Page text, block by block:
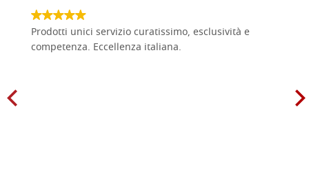
Prodotti unici servizio curatissimo, esclusività e
competenza. Eccellenza italiana.